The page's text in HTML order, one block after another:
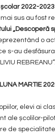
2022-2023
sus au fost
„Descoperă
o
s-au
REBREANU”.
MARTIE
elevi ai
ale școlilor-
de